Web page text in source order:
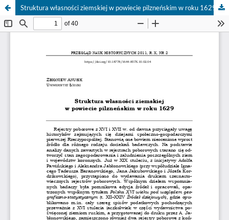
Struktura własności ziemskiej w powiecie pilzneńskim w roku 1629